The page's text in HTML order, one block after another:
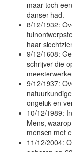
maar toch
danser had.
8/12/1932:
haar
9/12/1608:
schrijver die
9/12/1937:
ongeluk en
10/12/1989:
Mens,
mensen met
11/12/2004: